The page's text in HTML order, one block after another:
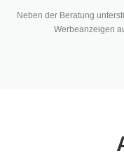
Neben der Beratung
Werbeanzeigen